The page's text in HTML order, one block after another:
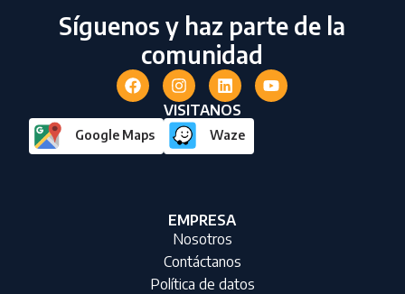
Síguenos y haz parte de la
comunidad
VISITANOS
Google Maps Waze
EMPRESA
Nosotros
Contáctanos
Política de datos